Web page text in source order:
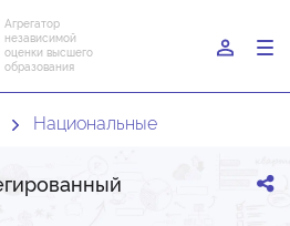
Агрегатор
независимой
оценки высшего
образования
Национальные